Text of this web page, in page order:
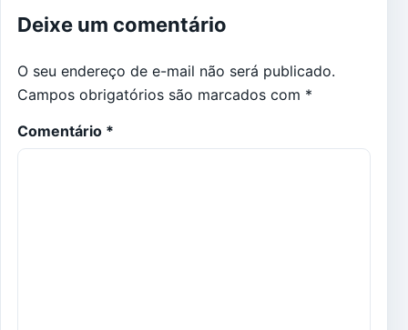
Deixe um comentário
O seu endereço de e-mail não será publicado.
Campos obrigatórios são marcados com *
Comentário *